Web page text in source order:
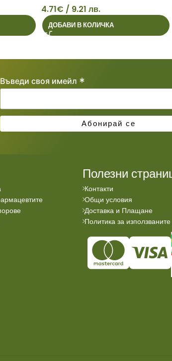
4.71€ / 9.21 лв.
ДОБАВИ В КОЛИЧКА
Въведи своя имейл *
Полезни
Контакти
Общи условия
Доставка и Плащане
Политика за